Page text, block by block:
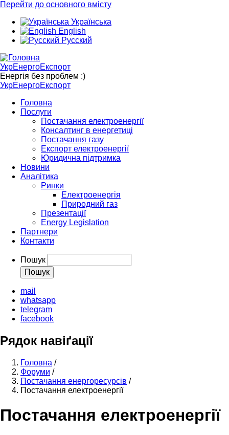
Перейти до основного вмісту
Українська
English
Русский
УкрЕнергоЕкспорт
Енергія без проблем :)
УкрЕнергоЕкспорт
Головна
Послуги
Постачання електроенергії
Консалтинг в енергетиці
Постачання газу
Експорт електроенергії
Юридична підтримка
Новини
Аналітика
Ринки
Електроенергія
Природний газ
Презентації
Energy Legislation
Партнери
Контакти
Пошук
mail
whatsapp
telegram
facebook
Рядок навіґації
Головна /
Форуми /
Постачання енергоресурсів /
Постачання електроенергії
Постачання електроенергії